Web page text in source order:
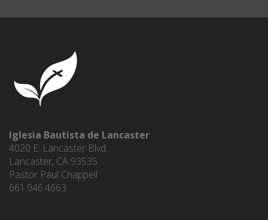
Iglesia Bautista de Lancaster
4020 E. Lancaster Blvd.
Lancaster, CA 93535
Pastor Paul Chappell
661.946.4663